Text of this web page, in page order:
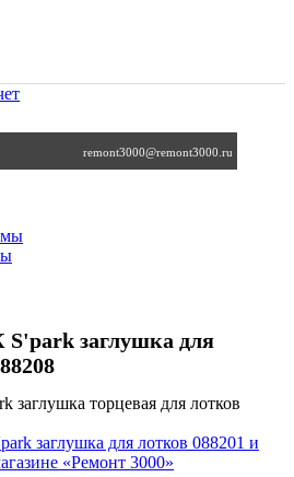
remont3000@remont3000.ru
заглушка для
торцевая для лотков